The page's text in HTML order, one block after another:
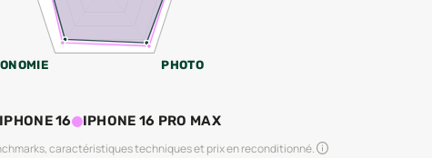
PHOTO
IPHONE 16 IPHONE 16 PRO MAX
caractéristiques techniques et prix en reconditionné.